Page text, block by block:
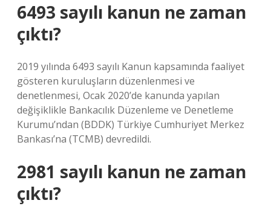
6493 sayılı kanun ne zaman
çıktı?
2019 yılında 6493 sayılı Kanun kapsamında faaliyet
gösteren kuruluşların düzenlenmesi ve
denetlenmesi, Ocak 2020’de kanunda yapılan
değişiklikle Bankacılık Düzenleme ve Denetleme
Kurumu’ndan (BDDK) Türkiye Cumhuriyet Merkez
Bankası’na (TCMB) devredildi.
2981 sayılı kanun ne zaman
çıktı?